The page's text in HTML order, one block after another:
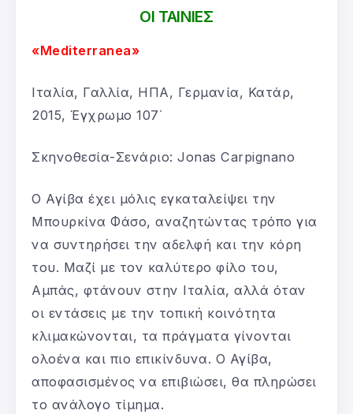
ΟΙ ΤΑΙΝΙΕΣ
«Mediterranea»
Ιταλία, Γαλλία, ΗΠΑ, Γερμανία, Κατάρ,
2015, Έγχρωμο 107΄
Σκηνοθεσία-Σενάριο: Jonas Carpignano
Ο Αγίβα έχει μόλις εγκαταλείψει την
Μπουρκίνα Φάσο, αναζητώντας τρόπο για
να συντηρήσει την αδελφή και την κόρη
του. Μαζί με τον καλύτερο φίλο του,
Αμπάς, φτάνουν στην Ιταλία, αλλά όταν
οι εντάσεις με την τοπική κοινότητα
κλιμακώνονται, τα πράγματα γίνονται
ολοένα και πιο επικίνδυνα. Ο Αγίβα,
αποφασισμένος να επιβιώσει, θα πληρώσει
το ανάλογο τίμημα.